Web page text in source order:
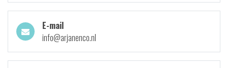
E-mail
info@arjanenco.nl